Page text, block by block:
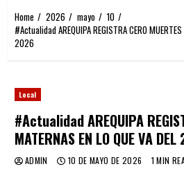
Home 2026 mayo
10
#Actualidad AREQUIPA REGISTRA CERO MUERTES
2026
Local
#Actualidad AREQUIPA
MATERNAS EN LO QUE VA
ADMIN 10 DE MAYO DE 2026 1 MIN